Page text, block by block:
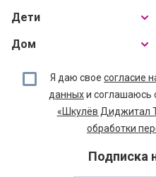
Дети
Дом
Я даю свое согласие
данныхи соглашаюсь
«Шкулёв Диджитал
обработки
Подписка